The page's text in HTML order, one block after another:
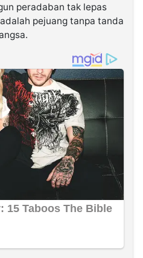
peradaban tak lepas
pejuang tanpa tanda